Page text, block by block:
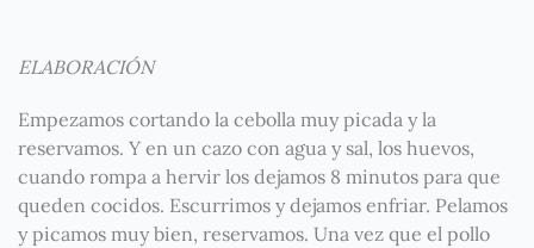
ELABORACIÓN
Empezamos cortando la cebolla muy picada y la
reservamos. Y en un cazo con agua y sal, los huevos,
cuando rompa a hervir los dejamos 8 minutos para que
queden cocidos. Escurrimos y dejamos enfriar. Pelamos
y picamos muy bien, reservamos. Una vez que el pollo